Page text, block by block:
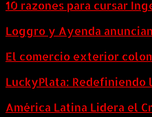
10 razones para cursar
Loggro y Ayenda
El comercio exterior
LuckyPlata:
América Latina Lidera el